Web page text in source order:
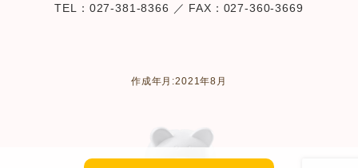
TEL：027-381-8366 ／ FAX：027-360-3669
作成年月:2021年8月